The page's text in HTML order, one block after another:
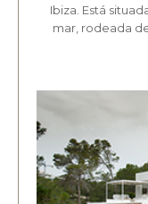
Ibiza. Está
mar, rodeada